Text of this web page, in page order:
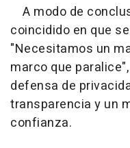
A modo de
coincidido en que
"Necesitamos un
marco que
defensa de
transparencia y un
confianza.